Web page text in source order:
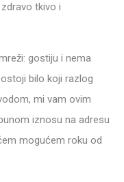
tkivo i
gostiju i nema
bilo koji razlog
mi vam ovim
iznosu na adresu
mogućem roku od